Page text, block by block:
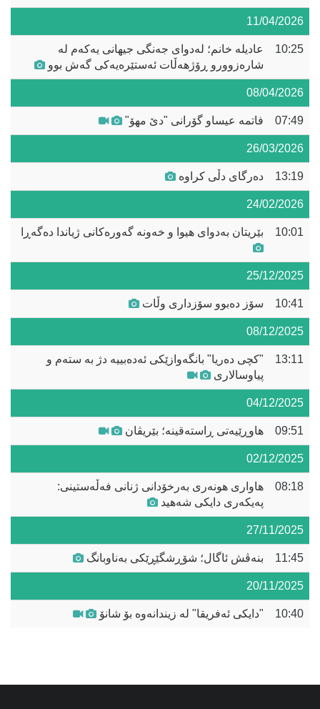
11/04/2026
10:25
عادیلە خانم؛ لەدوای جەنگی جیهانی یەکەم لە
شارەزوورو ڕۆژهەڵات ئەستێرەیەکی گەش بوو
08/04/2026
07:49 فاتمە عیساو گۆرانی "دێ مهۆ"
26/03/2026
13:19 دەرگای دڵی کراوە
24/02/2026
10:01 بێریتان بەدوای هیوا و خەونە گەورەکانی ژیاندا دەگەڕا
25/12/2025
10:41 سۆز دەبوو سۆزداری وڵات
08/12/2025
13:11
"کچی دەریا" بانگەوازێکی ئەدەبییە دژ بە ستەم و
پیاوسالاری
04/12/2025
09:51 هاوڕێیەتی ڕاستەقینە؛ بێریڤان
02/12/2025
08:18
هاواری هونەری بەرخۆدانی ژنانی فەڵەستینی:
پەیکەری دایکی شەهید
27/11/2025
11:45 بنەڤش ئاگال؛ شۆڕشگێڕێکی بەناوبانگ
20/11/2025
10:40 "دایکی ئەفریقا" لە زیندانەوە بۆ شانۆ